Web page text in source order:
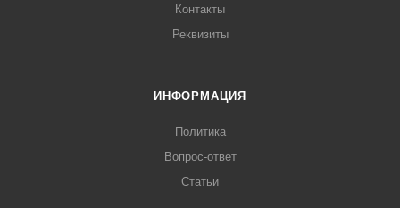
Контакты
Реквизиты
ИНФОРМАЦИЯ
Политика
Вопрос-ответ
Статьи